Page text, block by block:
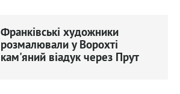
Франківські художники
розмалювали у Ворохті
кам'яний віадук через Прут